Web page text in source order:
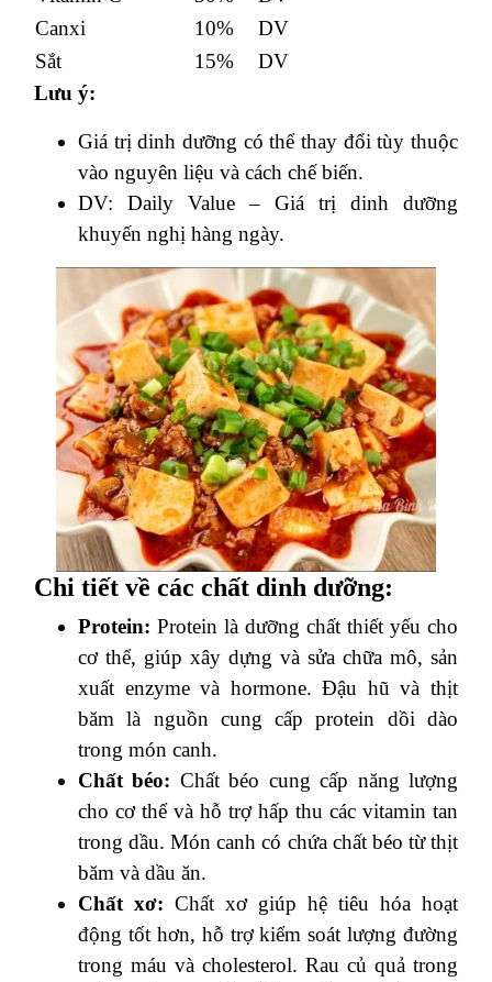
Canxi
10%
DV
Sắt
15%
DV
Lưu ý:
Giá trị dinh dưỡng có thể thay đổi tùy thuộc
vào nguyên liệu và cách chế biến.
DV: Daily Value – Giá trị dinh dưỡng
khuyến nghị hàng ngày.
Chi tiết về các chất dinh dưỡng:
Protein: Protein là dưỡng chất thiết yếu cho
cơ thể, giúp xây dựng và sửa chữa mô, sản
xuất enzyme và hormone. Đậu hũ và thịt
băm là nguồn cung cấp protein dồi dào
trong món canh.
Chất béo: Chất béo cung cấp năng lượng
cho cơ thể và hỗ trợ hấp thu các vitamin tan
trong dầu. Món canh có chứa chất béo từ thịt
băm và dầu ăn.
Chất xơ: Chất xơ giúp hệ tiêu hóa hoạt
động tốt hơn, hỗ trợ kiểm soát lượng đường
trong máu và cholesterol. Rau củ quả trong